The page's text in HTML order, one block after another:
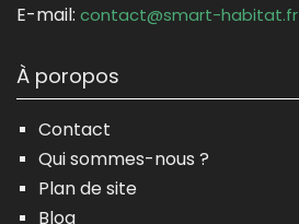
E-mail: contact@smart-habitat.fr
À poropos
Contact
Qui sommes-nous ?
Plan de site
Blog